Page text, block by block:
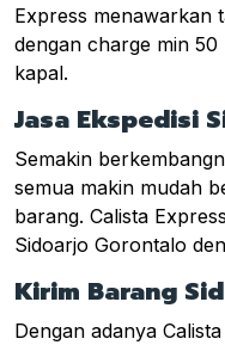
Express menawarkan
dengan charge min
kapal.
Jasa Ekspedisi
Semakin
semua makin mudah
barang. Calista
Sidoarjo Gorontalo
Kirim Barang
Dengan adanya